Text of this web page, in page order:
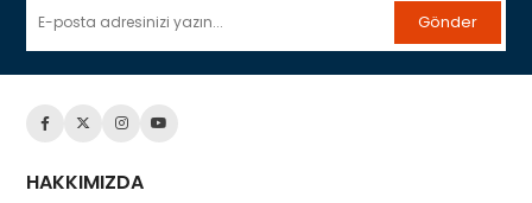
Gönder
HAKKIMIZDA